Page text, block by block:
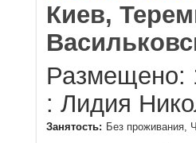
Киев,
Размещено:
: Лидия
Занятость: Без проживания,